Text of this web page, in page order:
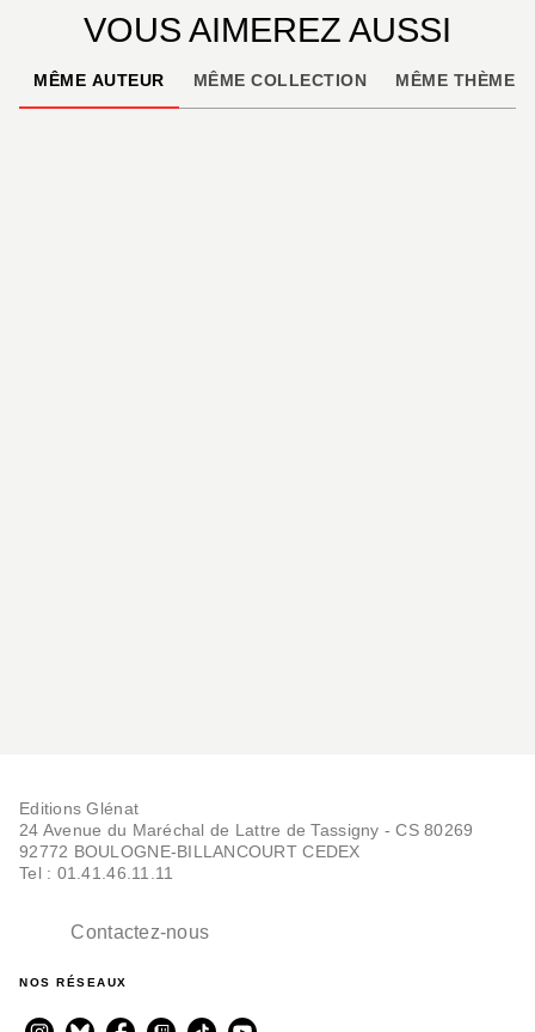
VOUS AIMEREZ AUSSI
MÊME AUTEUR MÊME COLLECTION MÊME THÈME
Des rives et des crêtes
Editions Glénat
24 Avenue du Maréchal de Lattre de Tassigny - CS 80269
92772 BOULOGNE-BILLANCOURT CEDEX
Tel : 01.41.46.11.11
Contactez-nous
NOS RÉSEAUX